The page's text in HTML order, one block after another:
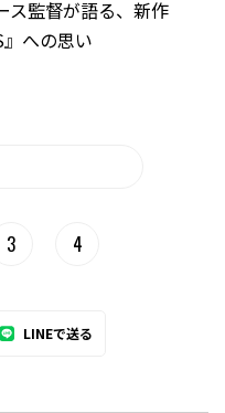
ス監督が語る、新作
』への思い
3 4
LINEで送る